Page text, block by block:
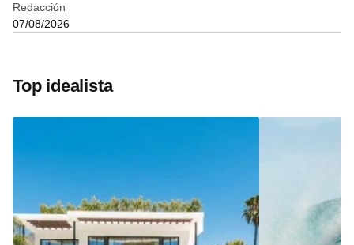
Redacción
07/08/2026
Top idealista